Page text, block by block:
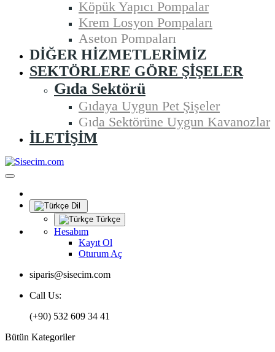
Köpük Yapıcı Pompalar
Krem Losyon Pompaları
Aseton Pompaları
DIĞER HIZMETLERIMIZ
SEKTÖRLERE GÖRE ŞIŞELER
Gıda Sektörü
Gıdaya Uygun Pet Şişeler
Gıda Sektörüne Uygun Kavanozlar
İLETIŞIM
Dil
Türkçe
Hesabım
Kayıt Ol
Oturum Aç
siparis@sisecim.com
Call Us:
(+90) 532 609 34 41
Bütün Kategoriler